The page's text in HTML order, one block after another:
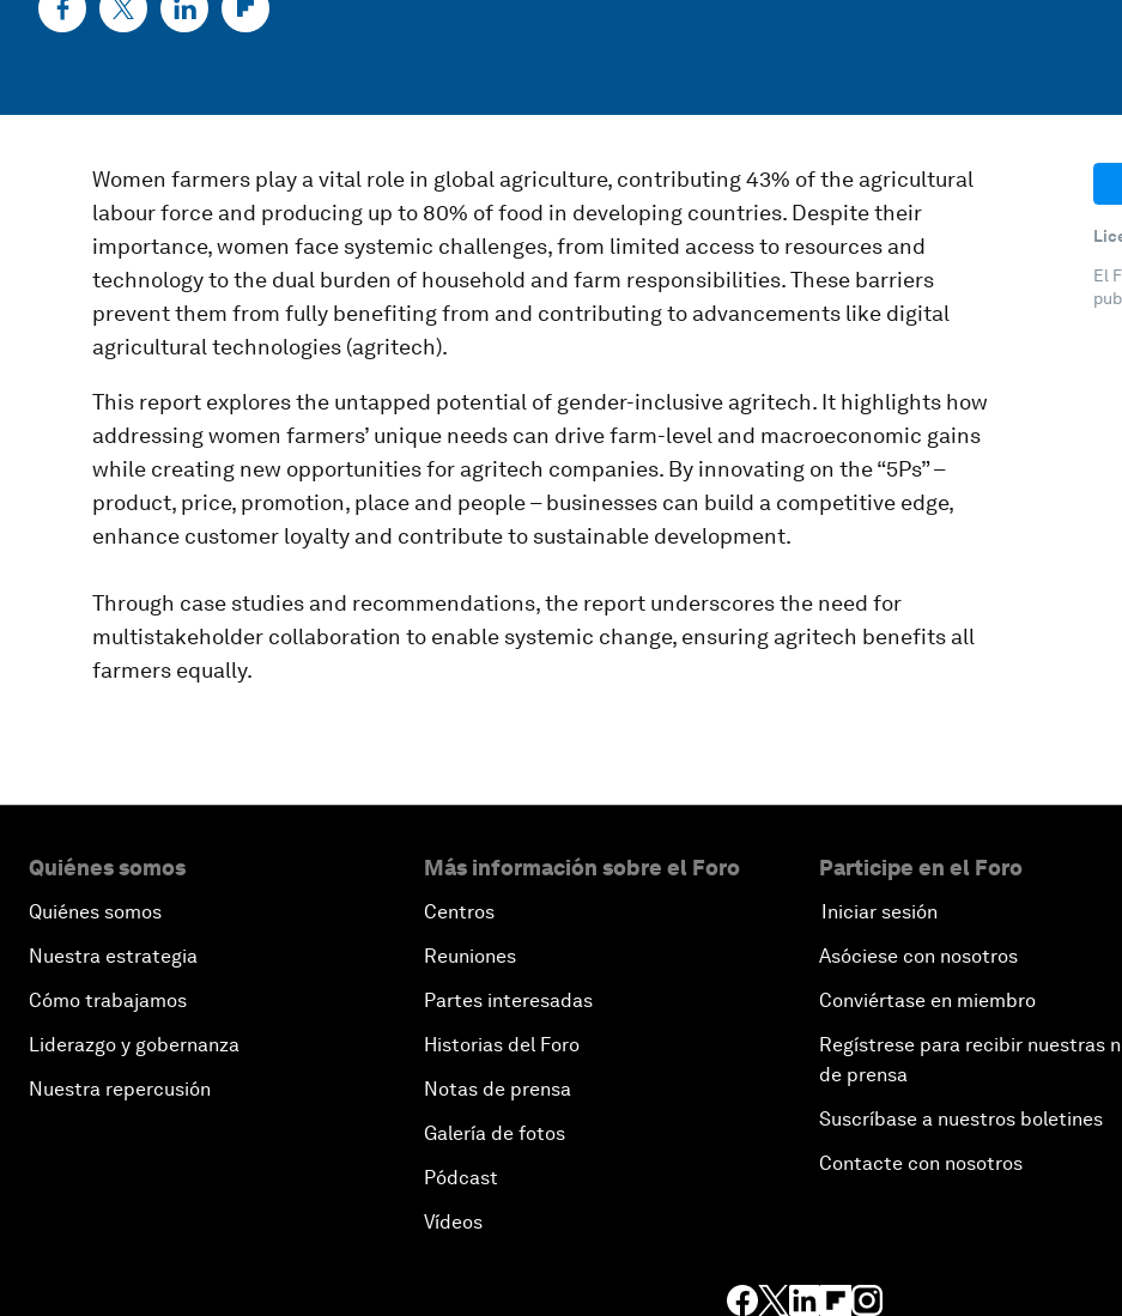
Women farmers play a vital role in global agriculture, contributing 43% of the agricultural
labour force and producing up to 80% of food in developing countries. Despite their
importance, women face systemic challenges, from limited access to resources and
technology to the dual burden of household and farm responsibilities. These barriers
prevent them from fully benefiting from and contributing to advancements like digital
agricultural technologies (agritech).
This report explores the untapped potential of gender-inclusive agritech. It highlights how
addressing women farmers’ unique needs can drive farm-level and macroeconomic gains
while creating new opportunities for agritech companies. By innovating on the “5Ps” –
product, price, promotion, place and people – businesses can build a competitive edge,
enhance customer loyalty and contribute to sustainable development.
Through case studies and recommendations, the report underscores the need for
multistakeholder collaboration to enable systemic change, ensuring agritech benefits all
farmers equally.
El
Quiénes somos
Quiénes somos
Nuestra estrategia
Cómo trabajamos
Liderazgo y gobernanza
Nuestra repercusión
Más información sobre el Foro
Centros
Reuniones
Partes interesadas
Historias del Foro
Notas de prensa
Galería de fotos
Pódcast
Vídeos
Participe en el Foro
Iniciar sesión
Asóciese con nosotros
Conviértase en miembro
Regístrese para recibir nuestras
de prensa
Suscríbase a nuestros boletines
Contacte con nosotros